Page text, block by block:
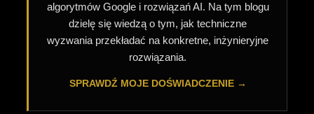
algorytmów Google i rozwiązań AI. Na tym blogu
dzielę się wiedzą o tym, jak techniczne
wyzwania przekładać na konkretne, inżynieryjne
rozwiązania.
SPRAWDŹ MOJE DOŚWIADCZENIE →